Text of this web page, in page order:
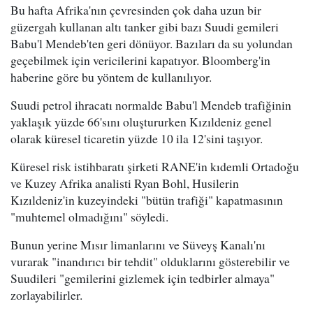
Bu hafta Afrika'nın çevresinden çok daha uzun bir
güzergah kullanan altı tanker gibi bazı Suudi gemileri
Babu'l Mendeb'ten geri dönüyor. Bazıları da su yolundan
geçebilmek için vericilerini kapatıyor. Bloomberg'in
haberine göre bu yöntem de kullanılıyor.
Suudi petrol ihracatı normalde Babu'l Mendeb trafiğinin
yaklaşık yüzde 66'sını oluştururken Kızıldeniz genel
olarak küresel ticaretin yüzde 10 ila 12'sini taşıyor.
Küresel risk istihbaratı şirketi RANE'in kıdemli Ortadoğu
ve Kuzey Afrika analisti Ryan Bohl, Husilerin
Kızıldeniz'in kuzeyindeki "bütün trafiği" kapatmasının
"muhtemel olmadığını" söyledi.
Bunun yerine Mısır limanlarını ve Süveyş Kanalı'nı
vurarak "inandırıcı bir tehdit" olduklarını gösterebilir ve
Suudileri "gemilerini gizlemek için tedbirler almaya"
zorlayabilirler.